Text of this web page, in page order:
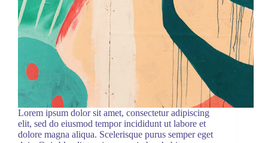
Lorem ipsum dolor sit amet, consectetur adipiscing
elit, sed do eiusmod tempor incididunt ut labore et
dolore magna aliqua. Scelerisque purus semper eget